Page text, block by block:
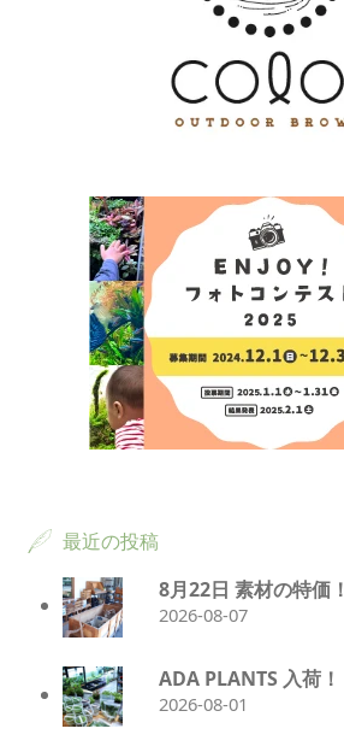
最近の投稿
8月22日 素材の特価！
2026-08-07
ADA PLANTS 入荷！
2026-08-01